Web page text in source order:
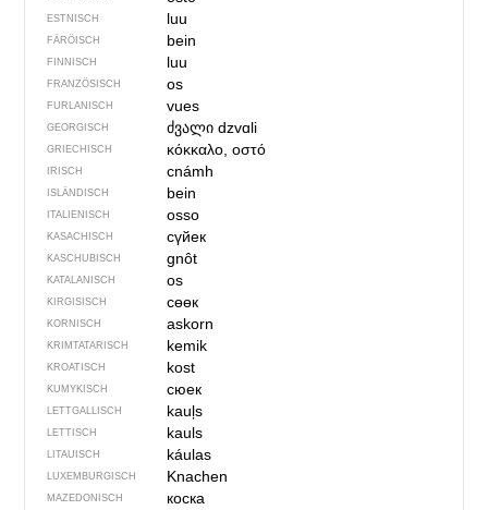
ESTNISCH luu
FÄRÖISCH bein
FINNISCH luu
FRANZÖSISCH os
FURLANISCH vues
GEORGISCH ძვალიdzvɑli
GRIECHISCH κόκκαλο, οστό
IRISCH cnámh
ISLÄNDISCH bein
ITALIENISCH osso
KASACHISCH сүйек
KASCHUBISCH gnôt
KATALANISCH os
KIRGISISCH сөөк
KORNISCH askorn
KRIMTATARISCH kemik
KROATISCH kost
KUMYKISCH сюек
LETTGALLISCH kauļs
LETTISCH kauls
LITAUISCH káulas
LUXEMBURGISCH Knachen
MAZEDONISCH коска